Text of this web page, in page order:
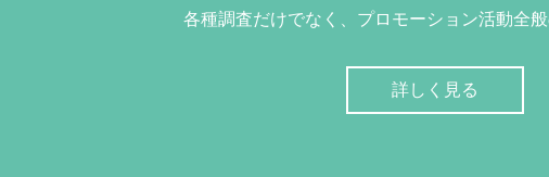
各種調査だけでなく、プロモーション活動全
詳しく見る